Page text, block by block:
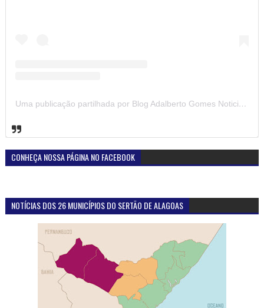
Uma publicação partilhada por Blog Adalberto Gomes Noticias (@blogadalbertogomesnoticiass)
CONHEÇA NOSSA PÁGINA NO FACEBOOK
NOTÍCIAS DOS 26 MUNICÍPIOS DO SERTÃO DE ALAGOAS